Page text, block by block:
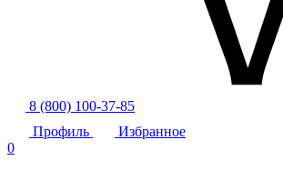
8 (800) 100-37-85
Профиль
Избранное
0